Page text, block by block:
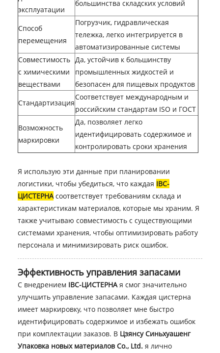
эксплуатации
большинства складских условий
Способ
перемещения
Погрузчик, гидравлическая
тележка, легко интегрируется в
автоматизированные системы
Совместимость
с химическими
веществами
Да, устойчив к большинству
промышленных жидкостей и
безопасен для пищевых продуктов
Стандартизация
Соответствует международным и
российским стандартам ISO и ГОСТ
Возможность
маркировки
Да, позволяет легко
идентифицировать содержимое и
контролировать сроки хранения
Я использую эти данные при планировании
логистики, чтобы убедиться, что каждая IBC-
ЦИСТЕРНАсоответствует требованиям склада и
характеристикам материалов, которые мы храним. Я
также учитываю совместимость с существующими
системами хранения, чтобы оптимизировать работу
персонала и минимизировать риск ошибок.
Эффективность управления запасами
С внедрением IBC-ЦИСТЕРНАя смог значительно
улучшить управление запасами. Каждая цистерна
имеет маркировку, что позволяет мне быстро
идентифицировать содержимое и избежать ошибок
при комплектации заказов. В Цзянсу Синьхуашенг
Упаковка новых материалов Co., Ltd.я лично